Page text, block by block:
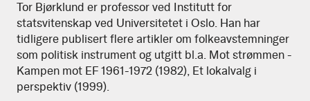
Tor
Bjørklund
Tor Bjørklund er professor ved Institutt for
statsvitenskap ved Universitetet i Oslo. Han har
tidligere publisert flere artikler om folkeavstemninger
som politisk instrument og utgitt bl.a. Mot strømmen -
Kampen mot EF 1961-1972 (1982), Et lokalvalg i
perspektiv (1999).